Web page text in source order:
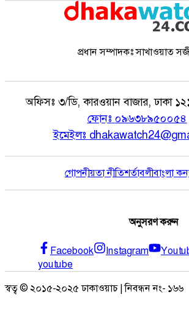
প্রধান সম্পাদকঃ সাখাওয়াত
অফিসঃ ৩/ডি, কারওয়ান বাজার, ঢাকা
ফোনঃ ০৯৬৩৮৯৫০০৫৪
ইমেইলঃ
গোপনীয়তা নীতিশর্তাবলীবাংলা
অনুসরণ করুন
Facebook Instagram
youtube
স্বত্ব © ২০১৫-২০২৫ ঢাকাওয়াচ | নিবন্ধন নং- ১৬৬